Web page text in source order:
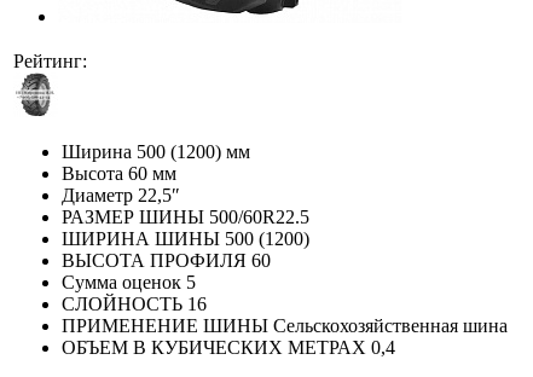
Рейтинг:
Ширина 500 (1200) мм
Высота 60 мм
Диаметр 22,5″
РАЗМЕР ШИНЫ 500/60R22.5
ШИРИНА ШИНЫ 500 (1200)
ВЫСОТА ПРОФИЛЯ 60
Сумма оценок 5
СЛОЙНОСТЬ 16
ПРИМЕНЕНИЕ ШИНЫ Сельскохозяйственная шина
ОБЪЕМ В КУБИЧЕСКИХ МЕТРАХ 0,4